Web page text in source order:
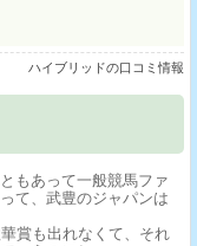
ハイブリッドの口コミ情報
もあって一般競馬ファ
て、武豊のジャパンは
賞も出れなくて、それ